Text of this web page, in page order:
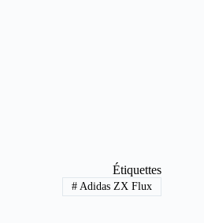
Étiquettes
# Adidas ZX Flux